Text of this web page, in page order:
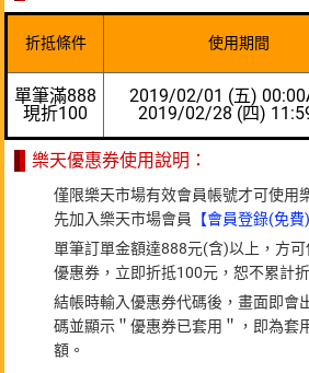
折抵條件 使用期間
單筆滿888
現折100
2019/02/01 (五)
2019/02/28 (四)
樂天優惠券使用說明：
僅限樂天市場有效會員帳號才可使用
先加入樂天市場會員
【會員登錄(免
單筆訂單金額達888元(含)以上，方
優惠券，立即折抵100元，恕不累計折
結帳時輸入優惠券代碼後，畫面即會
碼並顯示＂優惠券已套用＂，即為套
額。